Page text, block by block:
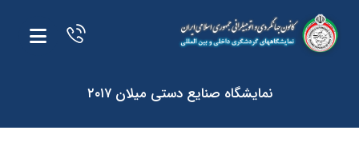
نمایشگاه صنایع دستی میلان ۲۰۱۷